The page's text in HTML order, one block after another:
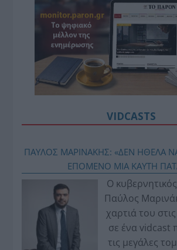
VIDCASTS
ΠΑΥΛΟΣ ΜΑΡΙΝΑΚΗΣ: «ΔΕΝ ΗΘΕΛΑ
ΕΠΟΜΕΝΟ ΜΙΑ ΚΑΥΤΗ
Ο
Παύλος
χαρτιά του
σε ένα vidcast
τις μεγάλες